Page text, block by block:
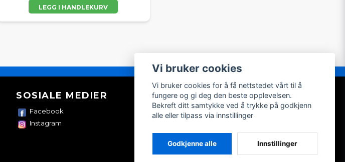
LEGG I HANDLEKURV
SOSIALE MEDIER
Facebook
Instagram
MIN KONTO
Logg inn
Glemt passordet?
Vi bruker cookies
Vi bruker cookies for å få nettstedet vårt til å
fungere og gi deg den beste opplevelsen.
Bekreft ditt samtykke ved å trykke på godkjenn
alle eller tilpass via innstillinger
Godkjenne alle Innstillinger